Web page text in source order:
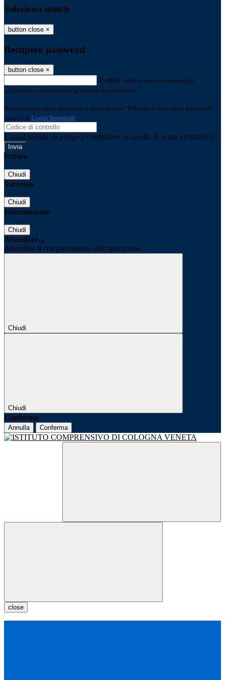
Seleziona utente
button close ×
Recupero password
button close ×
E-mail Verrà inviato un messaggio
all'indirizzo indicato con le istruzioni necessarie.
Non hai una e-mail associata al nome utente? Effettua il reset della password
tramite la Login Spaggiari
E-mail inviata, si prega di controllare la casella di posta elettronica!
Errore
Chiudi
Successo
Chiudi
Informazione
Chiudi
Attendere...
Attendere il completamento dell'operazione...
Chiudi
Chiudi
Conferma
Annulla Conferma
close